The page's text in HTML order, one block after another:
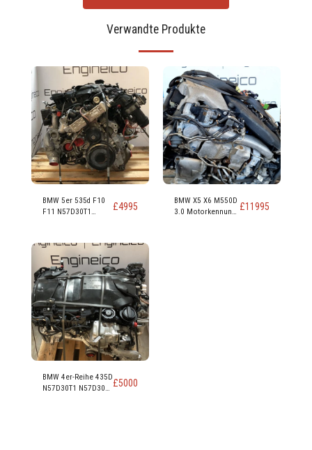
Verwandte Produkte
BMW 5er 535d F10
F11 N57D30T1
Liter-Dieselmotor
£4995
BMW X5 X6 M550D
3.0 Motorkennung £11995
BMW 4er-Reihe 435D
N57D30T1 N57D30B £5000